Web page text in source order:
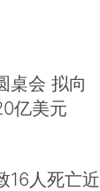
桌会 拟向
亿美元
16人死亡近